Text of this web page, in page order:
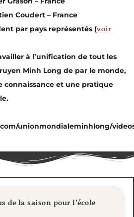
Coudert – France
par pays représentés (voir
à l’unification de tout les
Minh Long de par le monde,
connaissance et une pratique
unionmondialeminhlong/
de la saison pour l’école